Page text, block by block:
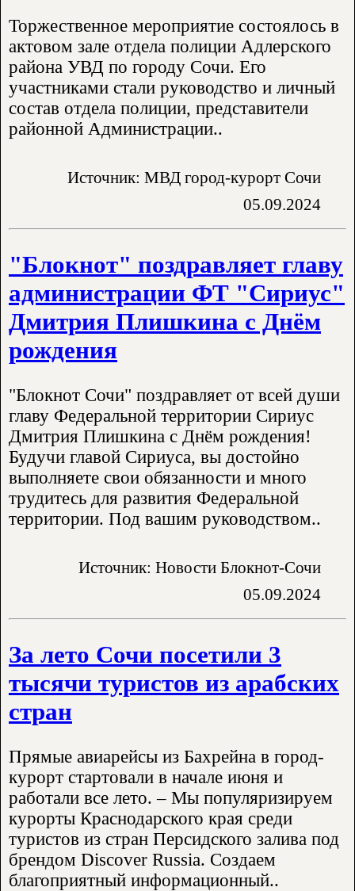
Торжественное мероприятие состоялось в
актовом зале отдела полиции Адлерского
района УВД по городу Сочи. Его
участниками стали руководство и личный
состав отдела полиции, представители
районной Администрации..
Источник: МВД город-курорт Сочи
05.09.2024
"Блокнот" поздравляет главу
администрации ФТ "Сириус"
Дмитрия Плишкина с Днём
рождения
"Блокнот Сочи" поздравляет от всей души
главу Федеральной территории Сириус
Дмитрия Плишкина с Днём рождения!
Будучи главой Сириуса, вы достойно
выполняете свои обязанности и много
трудитесь для развития Федеральной
территории. Под вашим руководством..
Источник: Новости Блокнот-Сочи
05.09.2024
За лето Сочи посетили 3
тысячи туристов из арабских
стран
Прямые авиарейсы из Бахрейна в город-
курорт стартовали в начале июня и
работали все лето. – Мы популяризируем
курорты Краснодарского края среди
туристов из стран Персидского залива под
брендом Discover Russia. Создаем
благоприятный информационный..